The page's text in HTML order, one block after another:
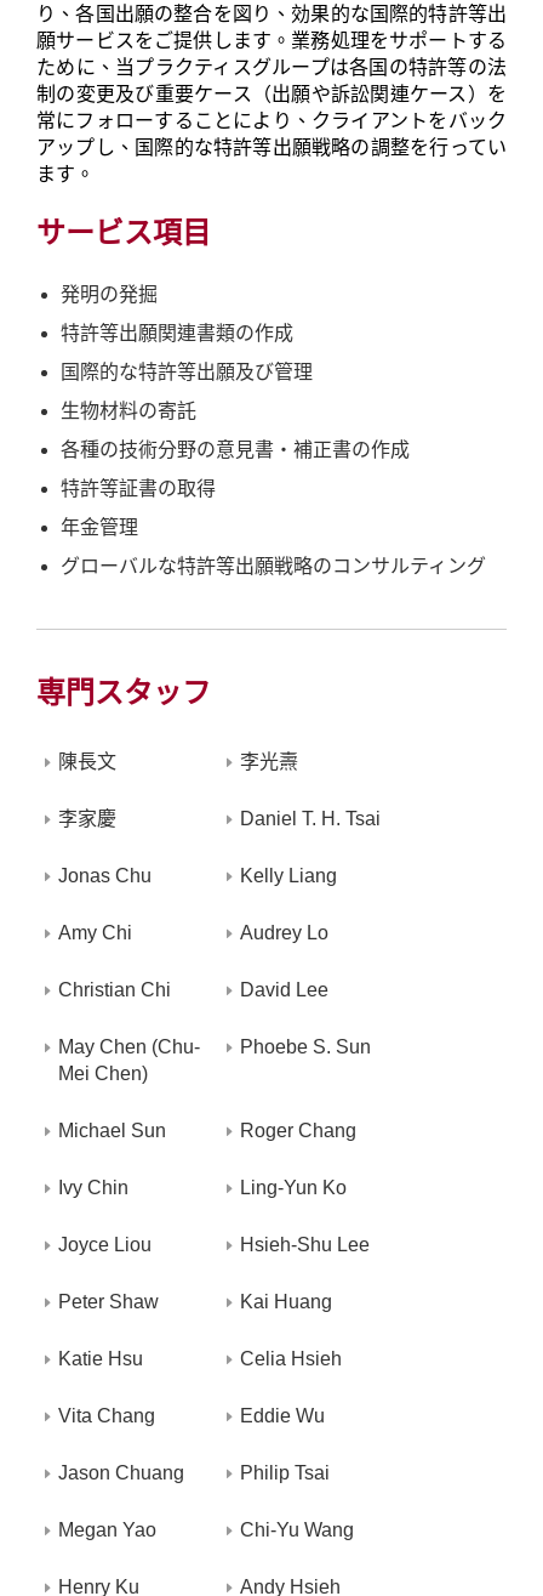
り、各国出願の整合を図り、効果的な国際的特許等出
願サービスをご提供します。業務処理をサポートする
ために、当プラクティスグループは各国の特許等の法
制の変更及び重要ケース（出願や訴訟関連ケース）を
常にフォローすることにより、クライアントをバック
アップし、国際的な特許等出願戦略の調整を行ってい
ます。
サービス項目
発明の発掘
特許等出願関連書類の作成
国際的な特許等出願及び管理
生物材料の寄託
各種の技術分野の意見書・補正書の作成
特許等証書の取得
年金管理
グローバルな特許等出願戦略のコンサルティング
専門スタッフ
陳長文 李光燾
李家慶 Daniel T. H. Tsai
Jonas Chu Kelly Liang
Amy Chi Audrey Lo
Christian Chi David Lee
May Chen (Chu-
Mei Chen)
Phoebe S. Sun
Michael Sun Roger Chang
Ivy Chin Ling-Yun Ko
Joyce Liou Hsieh-Shu Lee
Peter Shaw Kai Huang
Katie Hsu Celia Hsieh
Vita Chang Eddie Wu
Jason Chuang Philip Tsai
Megan Yao Chi-Yu Wang
Henry Ku Andy Hsieh